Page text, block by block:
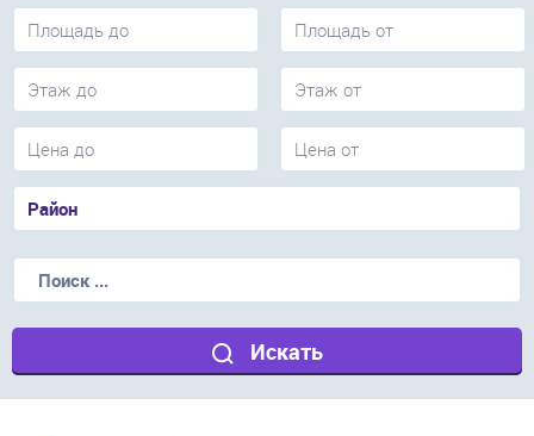
Искать